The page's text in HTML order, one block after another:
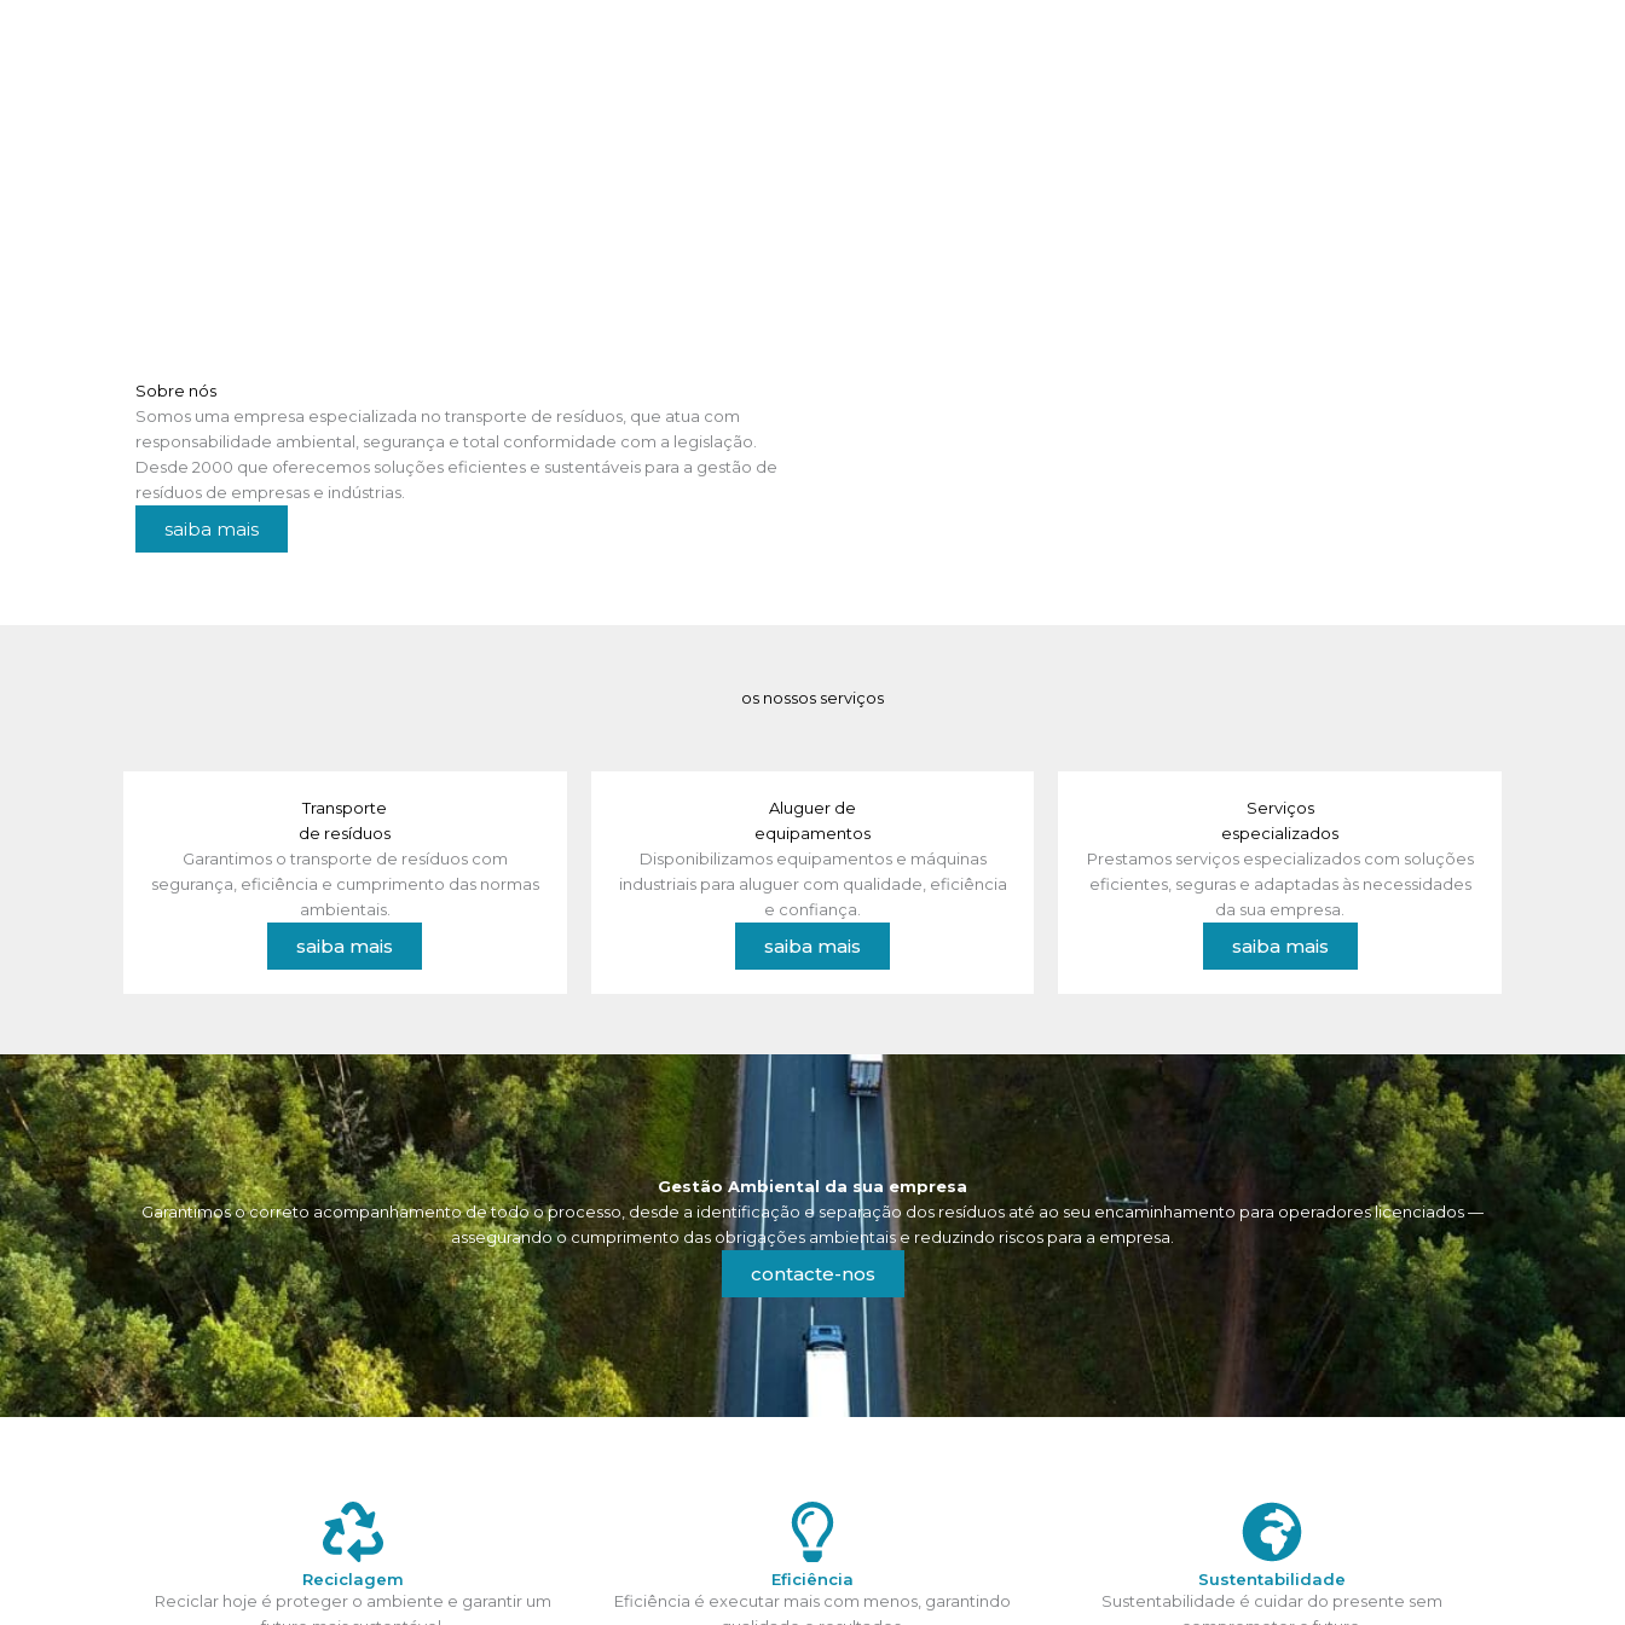
Sobre nós
Somos uma empresa especializada no transporte de resíduos, que atua com
responsabilidade ambiental, segurança e total conformidade com a legislação.
Desde 2000 que oferecemos soluções eficientes e sustentáveis para a gestão de
resíduos de empresas e indústrias.
saiba mais
os nossos serviços
Transporte
de resíduos
Garantimos o transporte de resíduos com
segurança, eficiência e cumprimento das normas
ambientais.
saiba mais
Aluguer de
equipamentos
Disponibilizamos equipamentos e máquinas
industriais para aluguer com qualidade, eficiência
e confiança.
saiba mais
Serviços
especializados
Prestamos serviços especializados com soluções
eficientes, seguras e adaptadas às necessidades
da sua empresa.
saiba mais
Gestão Ambiental da sua empresa
Garantimos o correto acompanhamento de todo o processo, desde a identificação e separação dos resíduos até ao seu encaminhamento para operadores licenciados —
assegurando o cumprimento das obrigações ambientais e reduzindo riscos para a empresa.
contacte-nos
Reciclagem
Reciclar hoje é proteger o ambiente e garantir um
Eficiência
Eficiência é executar mais com menos, garantindo
Sustentabilidade
Sustentabilidade é cuidar do presente sem